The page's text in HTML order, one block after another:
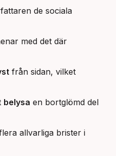
de sociala
med det där
från sidan, vilket
belysa en bortglömd del
allvarliga brister i